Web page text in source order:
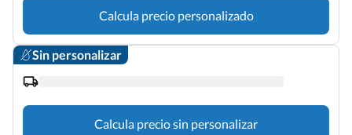
Calcula precio personalizado
Sin personalizar
Calcula precio sin personalizar